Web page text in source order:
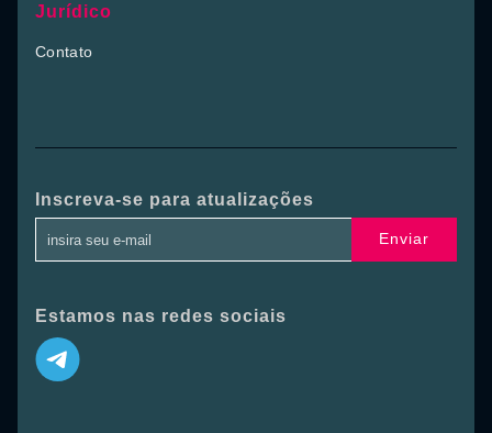
Jurídico
Contato
Inscreva-se para atualizações
Enviar
Estamos nas redes sociais